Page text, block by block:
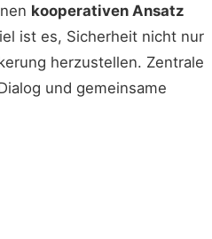
kooperativen Ansatz
ist es, Sicherheit nicht nur
herzustellen. Zentrale
und gemeinsame